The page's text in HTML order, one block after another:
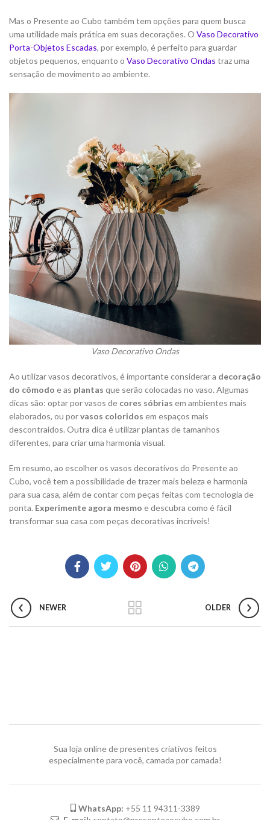
Mas o Presente ao Cubo também tem opções para quem busca
uma utilidade mais prática em suas decorações. O Vaso Decorativo
Porta-Objetos Escadas, por exemplo, é perfeito para guardar
objetos pequenos, enquanto o Vaso Decorativo Ondas traz uma
sensação de movimento ao ambiente.
Vaso Decorativo Ondas
Ao utilizar vasos decorativos, é importante considerar a decoração
do cômodo e as plantas que serão colocadas no vaso. Algumas
dicas são: optar por vasos de cores sóbrias em ambientes mais
elaborados, ou porvasos coloridos em espaços mais
descontraídos. Outra dica é utilizar plantas de tamanhos
diferentes, para criar uma harmonia visual.
Em resumo, ao escolher os vasos decorativos do Presente ao
Cubo, você tem a possibilidade de trazer mais beleza e harmonia
para sua casa, além de contar com peças feitas com tecnologia de
ponta. Experimente agora mesmo e descubra como é fácil
transformar sua casa com peças decorativas incríveis!
NEWER OLDER
Sua loja online de presentes criativos feitos
especialmente para você, camada por camada!
WhatsApp: +55 11 94311-3389